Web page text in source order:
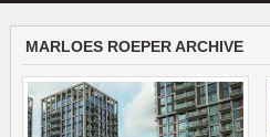
MARLOES ROEPER ARCHIVE